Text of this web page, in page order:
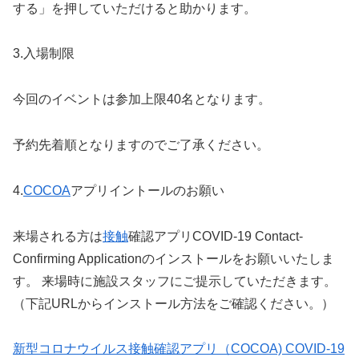
する」を押していただけると助かります。
3.入場制限
今回のイベントは参加上限40名となります。
予約先着順となりますのでご了承ください。
4.COCOAアプリイントールのお願い
来場される方は接触確認アプリCOVID-19 Contact-
Confirming Applicationのインストールをお願いいたしま
す。 来場時に施設スタッフにご提示していただきます。
（下記URLからインストール方法をご確認ください。）
新型コロナウイルス接触確認アプリ（COCOA) COVID-19